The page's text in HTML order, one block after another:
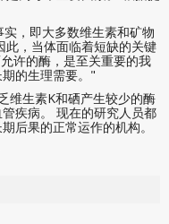
，即大多数维生素和矿物
此，当体面临着短缺的关键
许的酶，是至关重要的我
的生理需要。"
维生素K和硒产生较少的酶
疾病。 现在的研究人员都
后果的正常运作的机构。